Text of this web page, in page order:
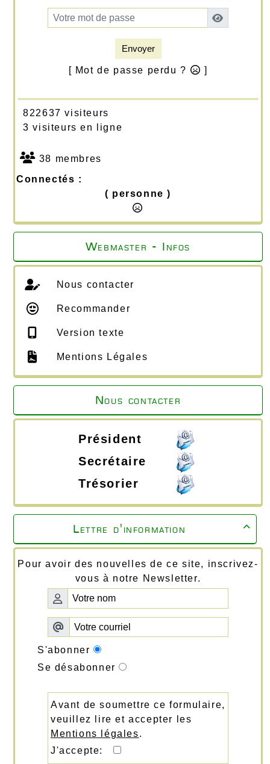
Envoyer
[ Mot de passe perdu ? ]
822637 visiteurs
3 visiteurs en ligne
38 membres
Connectés :
( personne )
Webmaster - Infos
Nous contacter
Recommander
Version texte
Mentions Légales
Nous contacter
Président
Secrétaire
Trésorier

Lettre d'information
Pour avoir des nouvelles de ce site, inscrivez-
vous à notre Newsletter.
S'abonner
Se désabonner
Avant de soumettre ce formulaire,
veuillez lire et accepter les
Mentions légales.
J'accepte: